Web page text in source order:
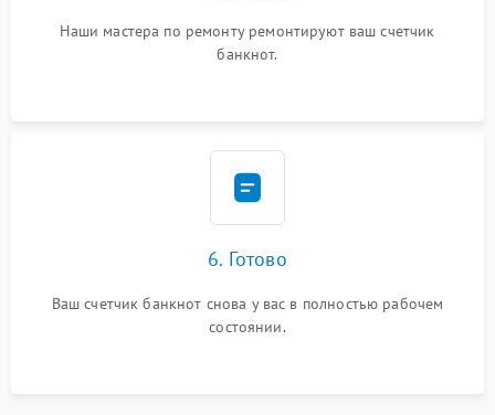
Наши мастера по ремонту ремонтируют ваш счетчик
банкнот.
6. Готово
Ваш счетчик банкнот снова у вас в полностью рабочем
состоянии.